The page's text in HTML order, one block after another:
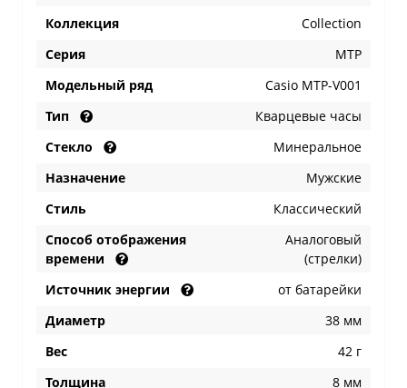
Коллекция
Collection
Серия
MTP
Модельный ряд
Casio MTP-V001
Тип
Кварцевые часы
Стекло
Минеральное
Назначение
Мужские
Стиль
Классический
Способ отображения
времени
Аналоговый
(стрелки)
Источник энергии
от батарейки
Диаметр
38 мм
Вес
42 г
Толщина
8 мм